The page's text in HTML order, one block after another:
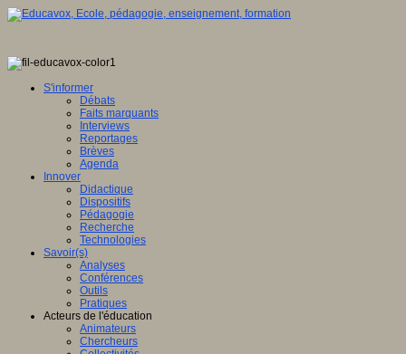
S'informer
Débats
Faits marquants
Interviews
Reportages
Brèves
Agenda
Innover
Didactique
Dispositifs
Pédagogie
Recherche
Technologies
Savoir(s)
Analyses
Conférences
Outils
Pratiques
Acteurs de l'éducation
Animateurs
Chercheurs